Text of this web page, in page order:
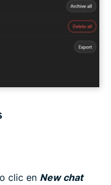
clic en New chat